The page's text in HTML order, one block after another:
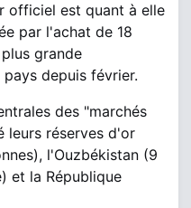
officiel est quant à elle
par l'achat de 18
grande
depuis février.
des "marchés
leurs réserves d'or
l'Ouzbékistan (9
et la République